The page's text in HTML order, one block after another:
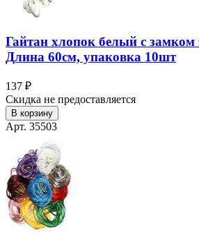
Гайтан хлопок белый с замком
Длина 60см, упаковка 10шт
137 ₽
Скидка не предоставляется
В корзину
Арт. 35503